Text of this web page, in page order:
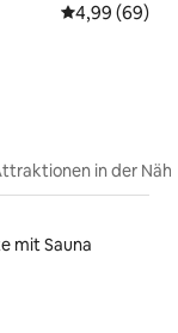
4,99 (69)
in der
mit Sauna